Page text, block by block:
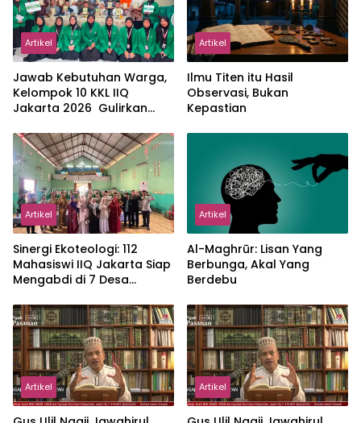
Artikel
Jawab Kebutuhan Warga,
Kelompok 10 KKL IIQ
Jakarta 2026 Gulirkan
Sukamanah
Artikel
Ilmu Titen itu Hasil
Observasi, Bukan
Kepastian
Artikel
‎Sinergi Ekoteologi: 112
Mahasiswi IIQ Jakarta Siap
Mengabdi di 7 Desa
Artikel
Al-Maghrūr: Lisan Yang
Berbunga, Akal Yang
Berdebu
Artikel Artikel